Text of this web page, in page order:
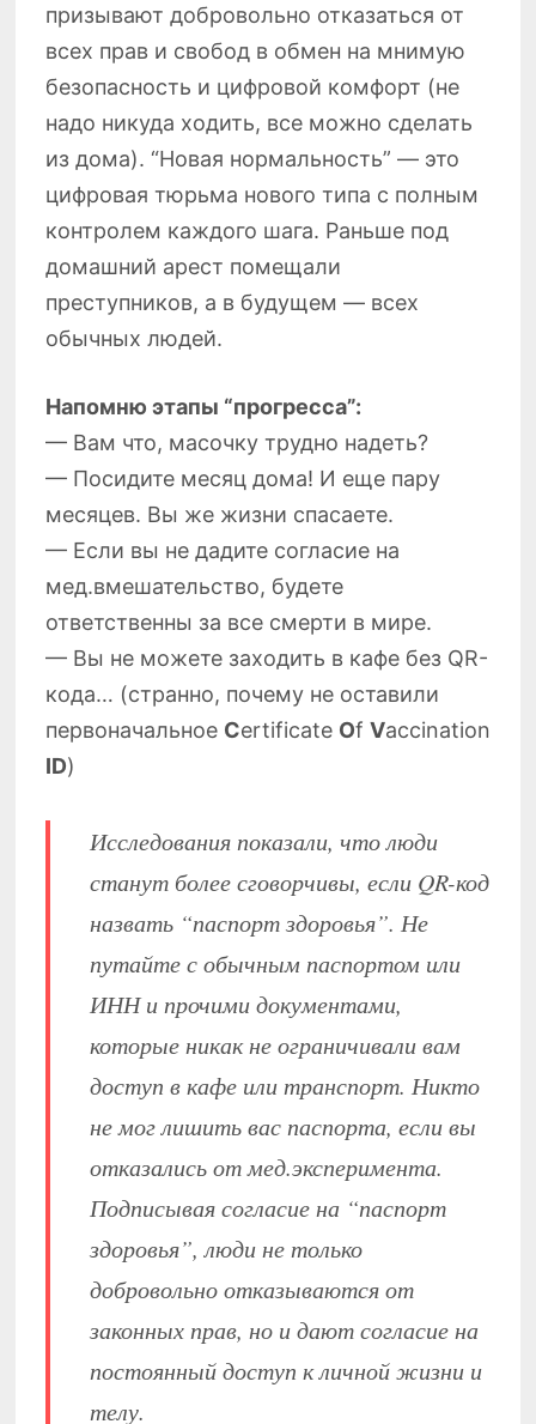
призывают добровольно отказаться от
всех прав и свобод в обмен на мнимую
безопасность и цифровой комфорт (не
надо никуда ходить, все можно сделать
из дома). “Новая нормальность” — это
цифровая тюрьма нового типа с полным
контролем каждого шага. Раньше под
домашний арест помещали
преступников, а в будущем — всех
обычных людей.
Напомню этапы “прогресса”:
— Вам что, масочку трудно надеть?
— Посидите месяц дома! И еще пару
месяцев. Вы же жизни спасаете.
— Если вы не дадите согласие на
мед.вмешательство, будете
ответственны за все смерти в мире.
— Вы не можете заходить в кафе без QR-
кода… (странно, почему не оставили
первоначальное Сertificate Оf Vaccination
ID)
Исследования показали, что люди
станут более сговорчивы, если QR-код
назвать “паспорт здоровья”. Не
путайте с обычным паспортом или
ИНН и прочими документами,
которые никак не ограничивали вам
доступ в кафе или транспорт. Никто
не мог лишить вас паспорта, если вы
отказались от мед.эксперимента.
Подписывая согласие на “паспорт
здоровья”, люди не только
добровольно отказываются от
законных прав, но и дают согласие на
постоянный доступ к личной жизни и
телу.